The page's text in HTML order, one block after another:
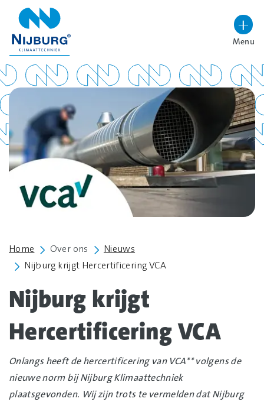
overslaan
Hoog contrast wisselenMenu
Home Over ons
Nieuws
Nijburg krijgt Hercertificering VCA
Nijburg krijgt
Hercertificering VCA
Onlangs heeft de hercertificering van VCA** volgens de
nieuwe norm bij Nijburg Klimaattechniek
plaatsgevonden. Wij zijn trots te vermelden dat Nijburg